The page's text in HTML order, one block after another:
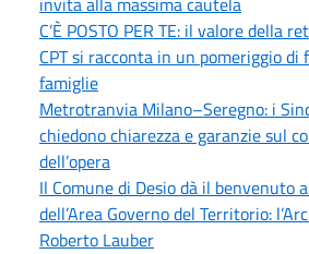
C’È POSTO PER TE: il valore della
CPT si racconta in un pomeriggio di
famiglie
Metrotranvia Milano–Seregno: i
chiedono chiarezza e garanzie sul
dell’opera
Il Comune di Desio dà il benvenuto
dell’Area Governo del Territorio:
Roberto Lauber